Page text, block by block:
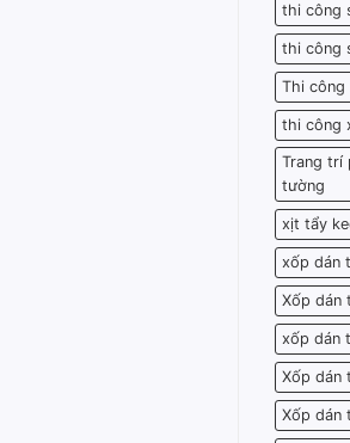
thi công
thi công
Thi công
thi công
Trang trí
tường
xịt tẩy
xốp dán
Xốp dán
xốp dán
Xốp dán
Xốp dán